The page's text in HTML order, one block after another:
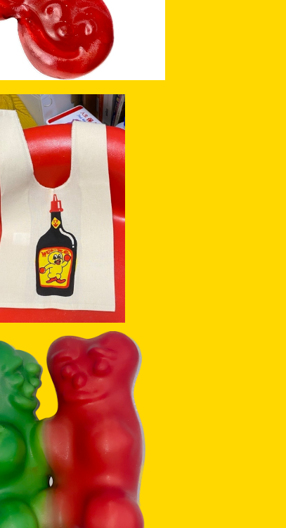
wurze bag
¥1,800
SOLD OUT
double bear
¥8,000
SOLD OUT